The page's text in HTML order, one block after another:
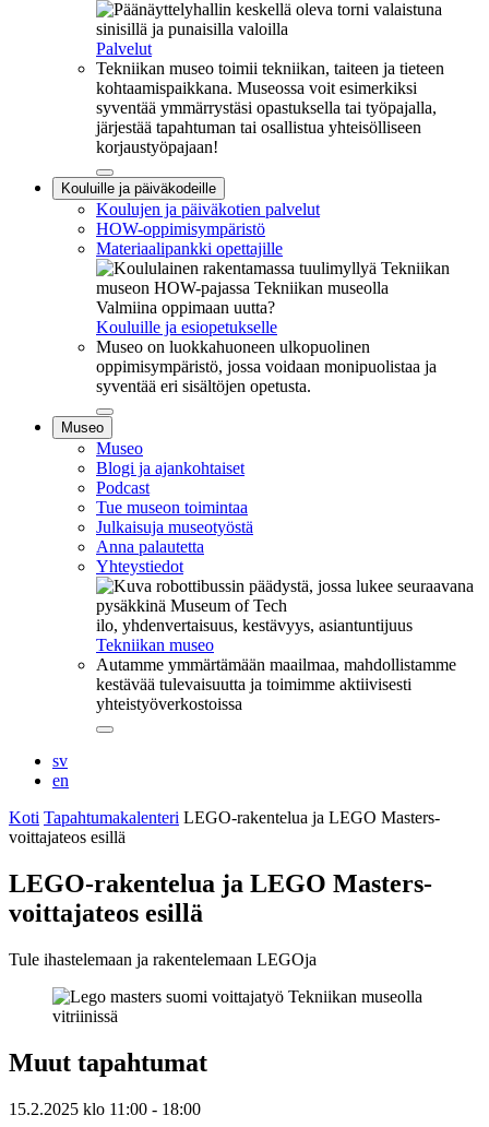
Palvelut
Tekniikan museo toimii tekniikan, taiteen ja tieteen
kohtaamispaikkana. Museossa voit esimerkiksi
syventää ymmärrystäsi opastuksella tai työpajalla,
järjestää tapahtuman tai osallistua yhteisölliseen
korjaustyöpajaan!
Sulje
alavalikko
Kouluille ja päiväkodeille
Koulujen ja päiväkotien palvelut
HOW-oppimisympäristö
Materiaalipankki opettajille
Valmiina oppimaan uutta?
Kouluille ja esiopetukselle
Museo on luokkahuoneen ulkopuolinen
oppimisympäristö, jossa voidaan monipuolistaa ja
syventää eri sisältöjen opetusta.
Sulje
alavalikko
Museo
Museo
Blogi ja ajankohtaiset
Podcast
Tue museon toimintaa
Julkaisuja museotyöstä
Anna palautetta
Yhteystiedot
ilo, yhdenvertaisuus, kestävyys, asiantuntijuus
Tekniikan museo
Autamme ymmärtämään maailmaa, mahdollistamme
kestävää tulevaisuutta ja toimimme aktiivisesti
yhteistyöverkostoissa
Sulje
sv
en
Koti Tapahtumakalenteri LEGO-rakentelua ja LEGO Masters-
voittajateos esillä
LEGO-rakentelua ja LEGO Masters-
voittajateos esillä
Tule ihastelemaan ja rakentelemaan LEGOja
Muut tapahtumat
15.2.2025 klo 11:00 - 18:00